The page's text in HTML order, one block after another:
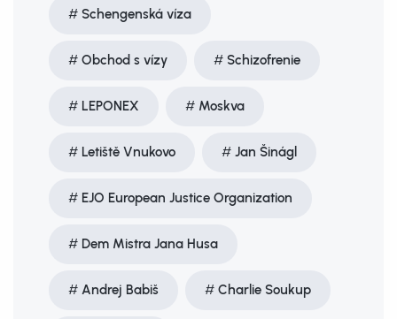
Schengenská víza
Obchod s vízy Schizofrenie
LEPONEX Moskva
Letiště Vnukovo Jan Šinágl
EJO European Justice Organization
Dem Mistra Jana Husa
Andrej Babiš Charlie Soukup